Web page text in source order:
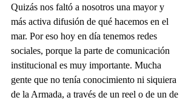
Quizás nos faltó a nosotros una mayor y
más activa difusión de qué hacemos en el
mar. Por eso hoy en día tenemos redes
sociales, porque la parte de comunicación
institucional es muy importante. Mucha
gente que no tenía conocimiento ni siquiera
de la Armada, a través de un reel o de un de